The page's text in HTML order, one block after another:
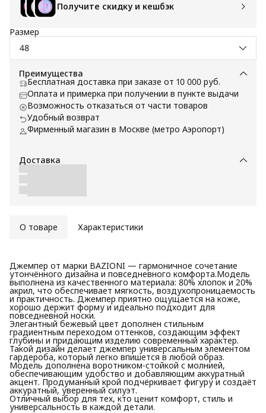
Получите скидку и кешбэк
Размер
48
Преимущества
Бесплатная доставка при заказе от 10 000 руб.
Оплата и примерка при получении в пункте выдачи
Возможность отказаться от части товаров
Удобный возврат
Фирменный магазин в Москве (метро Аэропорт)
Доставка
О товаре Характеристики
Джемпер от марки BAZIONI — гармоничное сочетание
утончённого дизайна и повседневного комфорта.Модель
выполнена из качественного материала: 80% хлопок и 20%
акрил, что обеспечивает мягкость, воздухопроницаемость
и практичность. Джемпер приятно ощущается на коже,
хорошо держит форму и идеально подходит для
повседневной носки.
Элегантный бежевый цвет дополнен стильным
градиентным переходом оттенков, создающим эффект
глубины и придающим изделию современный характер.
Такой дизайн делает джемпер универсальным элементом
гардероба, который легко впишется в любой образ.
Модель дополнена воротником-стойкой с молнией,
обеспечивающим удобство и добавляющим аккуратный
акцент. Продуманный крой подчёркивает фигуру и создаёт
аккуратный, уверенный силуэт.
Отличный выбор для тех, кто ценит комфорт, стиль и
универсальность в каждой детали.